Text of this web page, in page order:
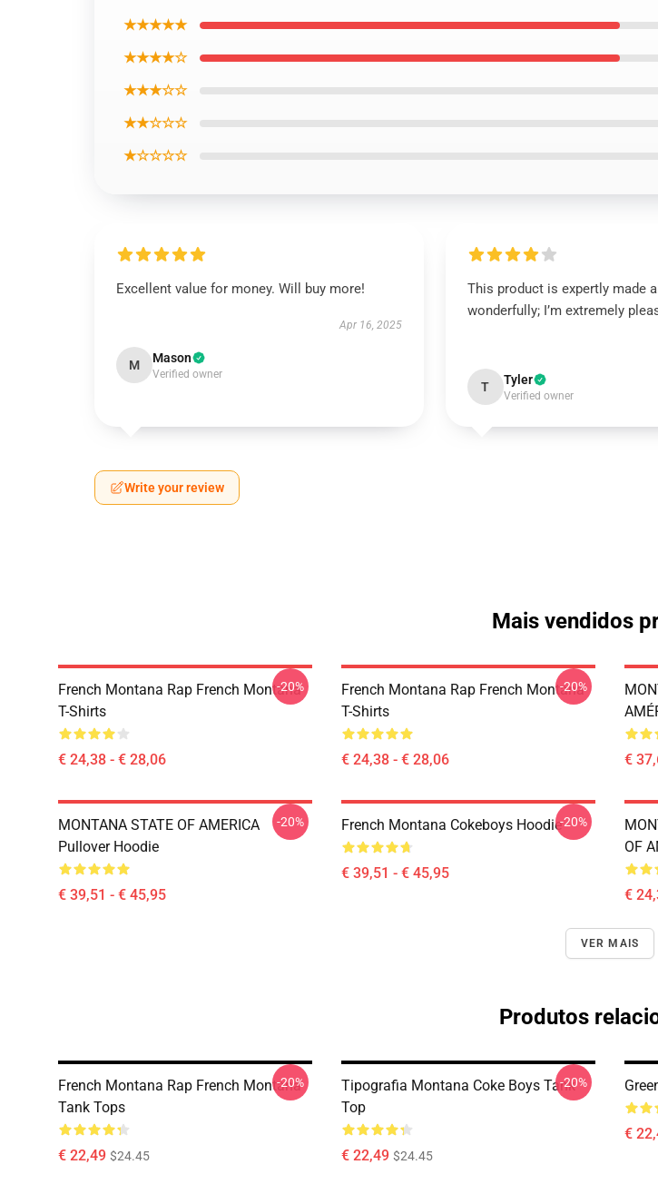
★★★★★
★★★★☆
★★★☆☆
★★☆☆☆
★☆☆☆☆
Excellent value for money. Will buy more!
Apr 16, 2025
M Mason
Verified owner
This product is expertly made
wonderfully; I’m extremely
T Tyler
Verified owner
Write your review
Mais vendidos
French Montana Rap French Montana
T-Shirts
€ 24,38 - € 28,06
-20%
French Montana Rap French Montana
T-Shirts
€ 24,38 - € 28,06
-20%
€
MONTANA STATE OF AMERICA
Pullover Hoodie
€ 39,51 - € 45,95
-20% French Montana Cokeboys Hoodie
€ 39,51 - € 45,95
-20%
OF
€
VER MAIS
Produtos
French Montana Rap French Montana
Tank Tops
€ 22,49 $24.45
-20%
Tipografia Montana Coke Boys Tank
Top
€ 22,49 $24.45
-20%
€